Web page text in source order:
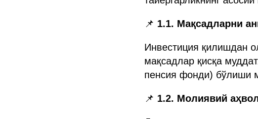
📌 1.1. Мақсадларни
Инвестиция қилишдан
мақсадлар қисқа
пенсия фонди) бўлиши
📌 1.2. Молиявий